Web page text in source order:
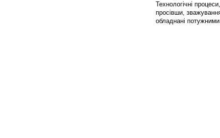
Технологічні
просівши,
обладнані